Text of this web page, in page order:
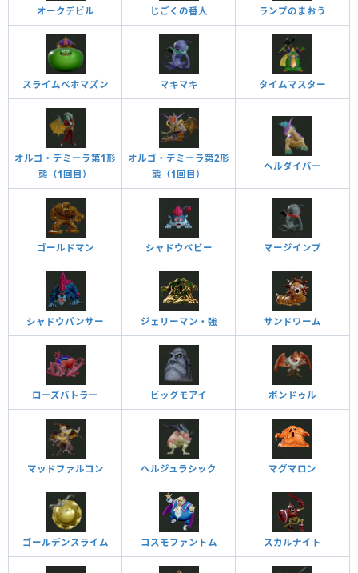
オークデビル じごくの番人 ランプのまおう
スライムベホマズン マキマキ タイムマスター
オルゴ・デミーラ第1形
態（1回目）
オルゴ・デミーラ第2形
態（1回目）
ヘルダイバー
ゴールドマン シャドウベビー マージインプ
シャドウパンサー ジェリーマン・強 サンドワーム
ローズバトラー ビッグモアイ ボンドゥル
マッドファルコン ヘルジュラシック マグマロン
ゴールデンスライム コスモファントム スカルナイト